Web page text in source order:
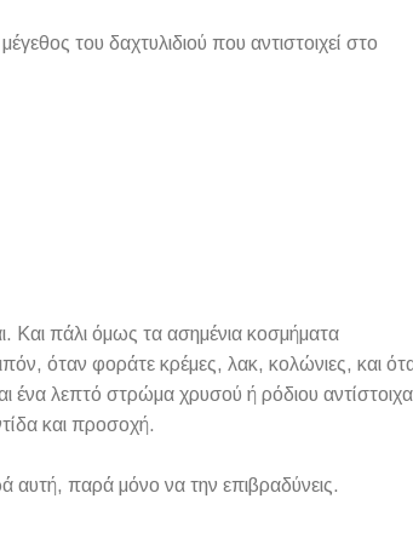
του δαχτυλιδιού που αντιστοιχεί στο
Και πάλι όμως τα ασημένια κοσμήματα
όταν φοράτε κρέμες, λακ, κολώνιες, και
ένα λεπτό στρώμα χρυσού ή ρόδιου
και προσοχή.
αυτή, παρά μόνο να την επιβραδύνεις.